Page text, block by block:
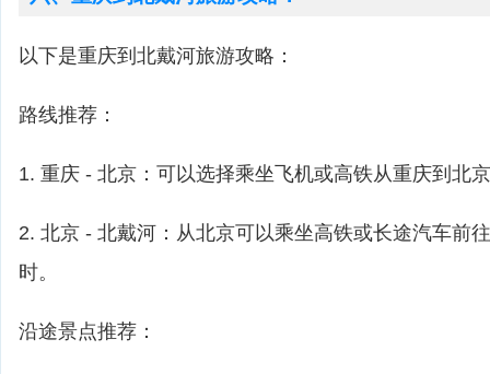
以下是重庆到北戴河旅游攻略：
路线推荐：
1. 重庆 - 北京：可以选择乘坐飞机或高铁从重庆到北
2. 北京 - 北戴河：从北京可以乘坐高铁或长途汽车前
时。
沿途景点推荐：